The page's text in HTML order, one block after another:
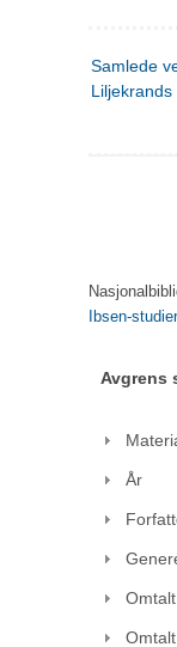
Samlede
Liljekrands
Ibsen-studier
Avgrens
År